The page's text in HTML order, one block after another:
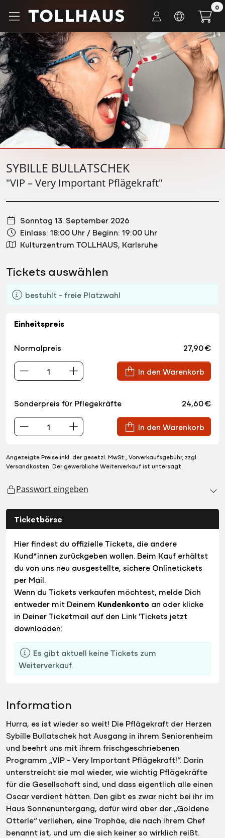
Zum Hauptinhalt springen 0
Startseite
SYBILLE BULLATSCHEK
SYBILLE BULLATSCHEK
"VIP – Very Important Pflägekraft"
Sonntag 13. September 2026
Einlass: 18:00 Uhr / Beginn: 19:00 Uhr
Kulturzentrum TOLLHAUS, Karlsruhe
Tickets auswählen
bestuhlt - freie Platzwahl
Einheitspreis
Normalpreis 27,90 €
In den Warenkorb
Sonderpreis für Pflegekräfte 24,60 €
In den Warenkorb
Angezeigte Preise inkl. der gesetzl. MwSt., Vorverkaufsgebühr, zzgl.
Versandkosten. Der gewerbliche Weiterverkauf ist untersagt.
Passwort eingeben
Ticketbörse
Hier findest du offizielle Tickets, die andere
Kund*innen zurückgeben wollen. Beim Kauf erhältst
du von uns neu ausgestellte, sichere Onlinetickets
per Mail.
Wenn du Tickets verkaufen möchtest, melde Dich
entweder mit Deinem Kundenkonto an oder klicke
in Deiner Ticketmail auf den Link 'Tickets jetzt
downloaden'.
Es gibt aktuell keine Tickets zum
Weiterverkauf.
Information
Hurra, es ist wieder so weit! Die Pflägekraft der Herzen
Sybille Bullatschek hat Ausgang in ihrem Seniorenheim
und beehrt uns mit ihrem frischgeschriebenen
Programm „VIP - Very Important Pflägekraft!“. Darin
unterstreicht sie mal wieder, wie wichtig Pflägekräfte
für die Gesellschaft sind, und dass eigentlich alle einen
Oscar verdient hätten. Den gibt es zwar nicht bei ihr im
Haus Sonnenuntergang, dafür wird aber der „Goldene
Otterle“ verliehen, eine Trophäe, die nach ihrem Chef
benannt ist, und um die sich keiner so wirklich reißt.